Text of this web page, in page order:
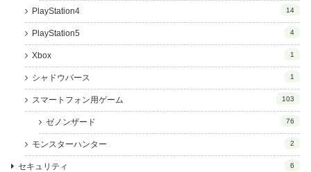
PlayStation4 14
PlayStation5 4
Xbox 1
シャドウバース 1
スマートフォン用ゲーム 103
ゼノンザード 76
モンスターハンター 2
セキュリティ 6